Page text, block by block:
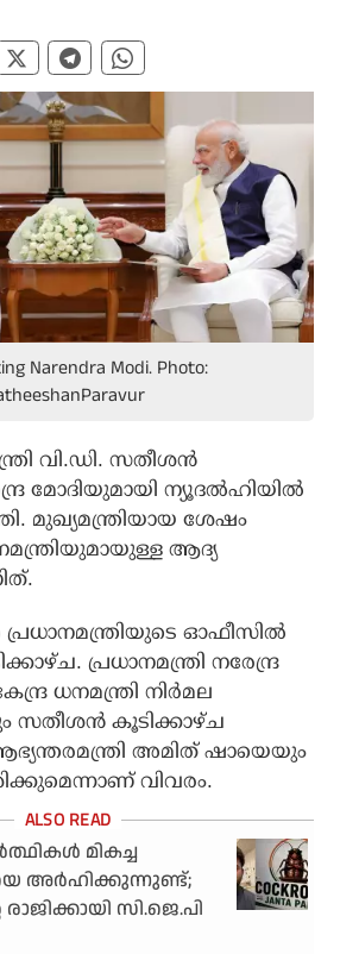
Narendra Modi. Photo:
വി.ഡി. സതീശന്‍
മോദിയുമായി ന്യൂദല്‍ഹിയില്‍
മുഖ്യമന്ത്രിയായ ശേഷം
ആദ്യ
ഓഫീസില്‍
പ്രധാനമന്ത്രി നരേന്ദ്ര
ധനമന്ത്രി നിര്‍മല
സതീശന്‍ കൂടിക്കാഴ്ച
അമിത് ഷായെയും
വിവരം.
മികച്ച
അര്‍ഹിക്കുന്നുണ്ട്;
രാജിക്കായി സി.ജെ.പി